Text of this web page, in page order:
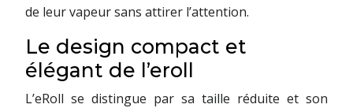
de leur vapeur sans attirer l’attention.
Le design compact et
élégant de l’eroll
L’eRoll se distingue par sa taille réduite et son